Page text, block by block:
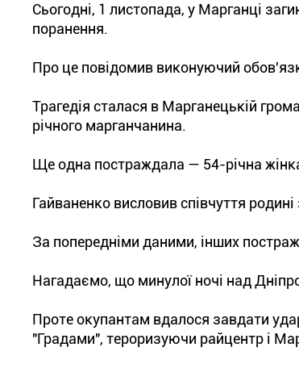
Сьогодні, 1 листопада, у Марганці
поранення.
Про це повідомив виконуючий
Трагедія сталася в Марганецькій
річного марганчанина.
Ще одна постраждала — 54-річна
Гайваненко висловив співчуття родині
За попередніми даними, інших
Нагадаємо, що минулої ночі над
Проте окупантам вдалося завдати
"Градами", тероризуючи райцентр і